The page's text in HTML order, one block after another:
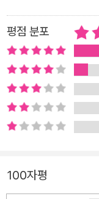
024년 차세대 리더
일구어오고 있다. 최
구 성과를 생생하게
의 사례와 결과를 바
‘하지 말아야지, 참아
는 것을 분명히 알면
원적 이유를 흥미진진
을 수 없는 욕망을 객
욕망은 수백만 년간
왔고, 이는 다양한 측
평점 분포
100자평